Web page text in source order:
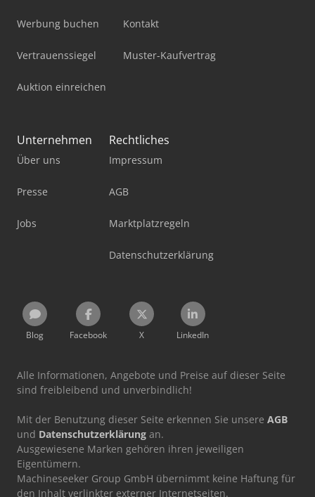
Werbung buchen
Vertrauenssiegel
Auktion einreichen
Kontakt
Muster-Kaufvertrag
Unternehmen
Über uns
Presse
Jobs
Rechtliches
Impressum
AGB
Marktplatzregeln
Datenschutzerklärung
Blog Facebook X LinkedIn
Alle Informationen, Angebote und Preise auf dieser Seite
sind freibleibend und unverbindlich!
Mit der Benutzung dieser Seite erkennen Sie unsere AGB
und Datenschutzerklärung an.
Ausgewiesene Marken gehören ihren jeweiligen
Eigentümern.
Machineseeker Group GmbH übernimmt keine Haftung für
den Inhalt verlinkter externer Internetseiten.